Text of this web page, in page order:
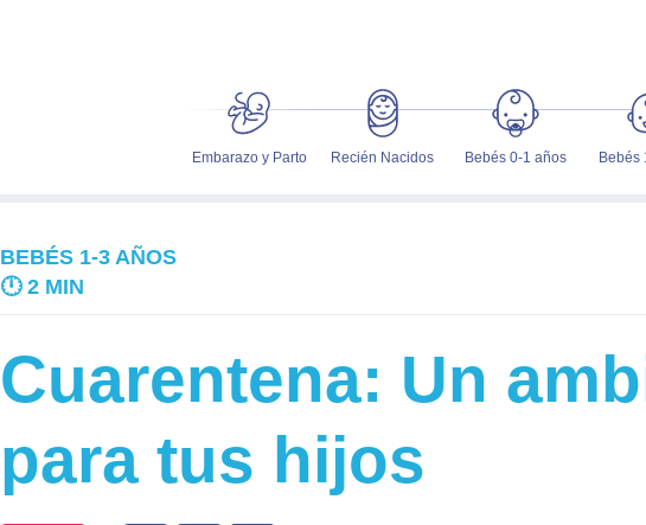
Embarazo y Parto Recién Nacidos Bebés 0-1 años Bebés
BEBÉS 1-3 AÑOS
🕛 2 MIN
Cuarentena: Un
para tus hijos